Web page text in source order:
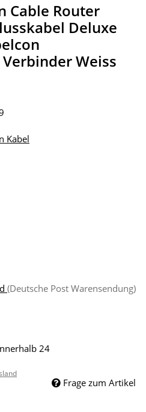
Cable Router
Deluxe
Weiss
Kabel
(Deutsche Post Warensendung)
24
Frage zum Artikel